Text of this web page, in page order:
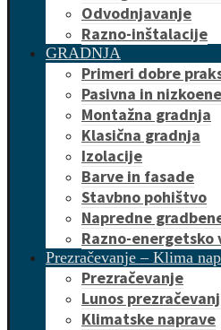
Odvodnjavanje
Razno-inštalacije
GRADNJA
Primeri dobre
Pasivna in
Montažna gradnja
Klasična gradnja
Izolacije
Barve in fasade
Stavbno pohištvo
Napredne
Razno-energetsko
Prezračevanje – Klima
Prezračevanje
Lunos
Klimatske naprave